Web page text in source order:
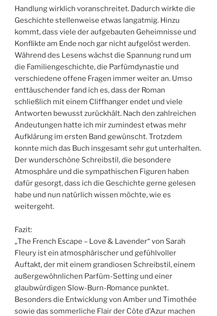
Handlung wirklich voranschreitet. Dadurch wirkte die
Geschichte stellenweise etwas langatmig. Hinzu
kommt, dass viele der aufgebauten Geheimnisse und
Konflikte am Ende noch gar nicht aufgelöst werden.
Während des Lesens wächst die Spannung rund um
die Familiengeschichte, die Parfümdynastie und
verschiedene offene Fragen immer weiter an. Umso
enttäuschender fand ich es, dass der Roman
schließlich mit einem Cliffhanger endet und viele
Antworten bewusst zurückhält. Nach den zahlreichen
Andeutungen hatte ich mir zumindest etwas mehr
Aufklärung im ersten Band gewünscht. Trotzdem
konnte mich das Buch insgesamt sehr gut unterhalten.
Der wunderschöne Schreibstil, die besondere
Atmosphäre und die sympathischen Figuren haben
dafür gesorgt, dass ich die Geschichte gerne gelesen
habe und nun natürlich wissen möchte, wie es
weitergeht.
Fazit:
„The French Escape – Love & Lavender“ von Sarah
Fleury ist ein atmosphärischer und gefühlvoller
Auftakt, der mit einem grandiosen Schreibstil, einem
außergewöhnlichen Parfüm-Setting und einer
glaubwürdigen Slow-Burn-Romance punktet.
Besonders die Entwicklung von Amber und Timothée
sowie das sommerliche Flair der Côte d’Azur machen